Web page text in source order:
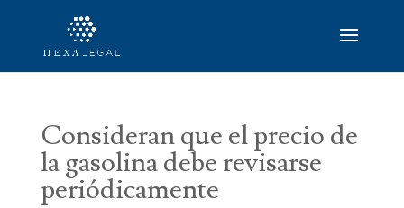
Consideran que el precio de
la gasolina debe revisarse
periódicamente